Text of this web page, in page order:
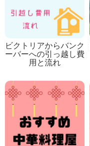
ビクトリアからバンク
ーバーへの引っ越し費
用と流れ